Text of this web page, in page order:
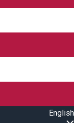
English